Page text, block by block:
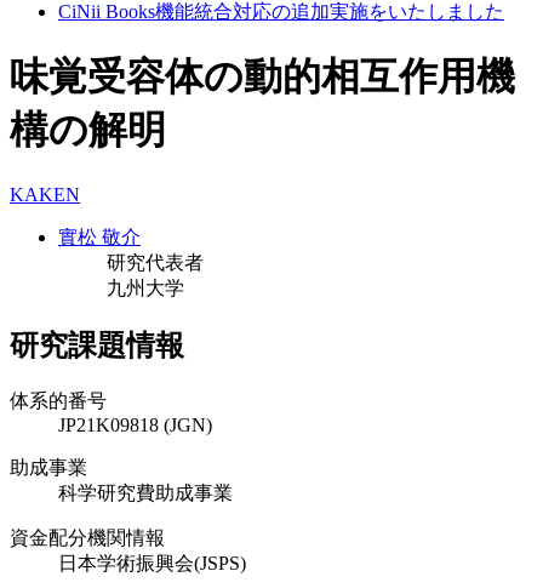
CiNii Books機能統合対応の追加実施をいたしました
味覚受容体の動的相互作用機
構の解明
KAKEN
實松 敬介
研究代表者
九州大学
研究課題情報
体系的番号
JP21K09818 (JGN)
助成事業
科学研究費助成事業
資金配分機関情報
日本学術振興会(JSPS)